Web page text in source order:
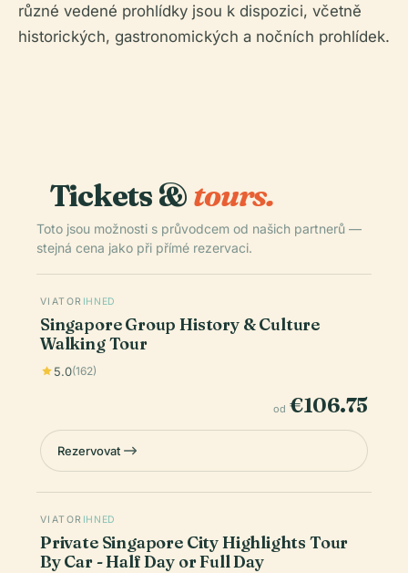
různé vedené prohlídky jsou k dispozici, včetně
historických, gastronomických a nočních prohlídek.
Tickets &tours.
Toto jsou možnosti s průvodcem od našich partnerů —
stejná cena jako při přímé rezervaci.
VIATOR IHNED
Singapore Group History & Culture
Walking Tour
5.0(162)
od €106.75
Rezervovat
VIATOR IHNED
Private Singapore City Highlights Tour
By Car - Half Day or Full Day